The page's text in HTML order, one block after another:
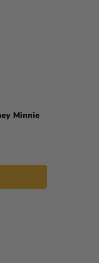
Minnie